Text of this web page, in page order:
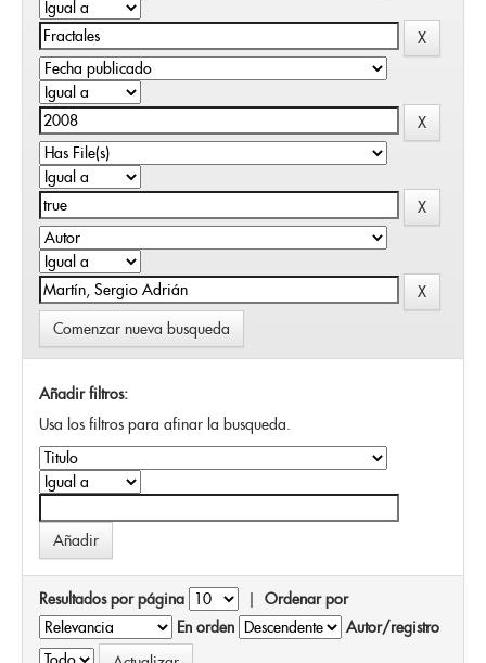
Comenzar nueva busqueda
Añadir filtros:
Usa los filtros para afinar la busqueda.
Resultados por página | Ordenar por
En orden
Autor/registro